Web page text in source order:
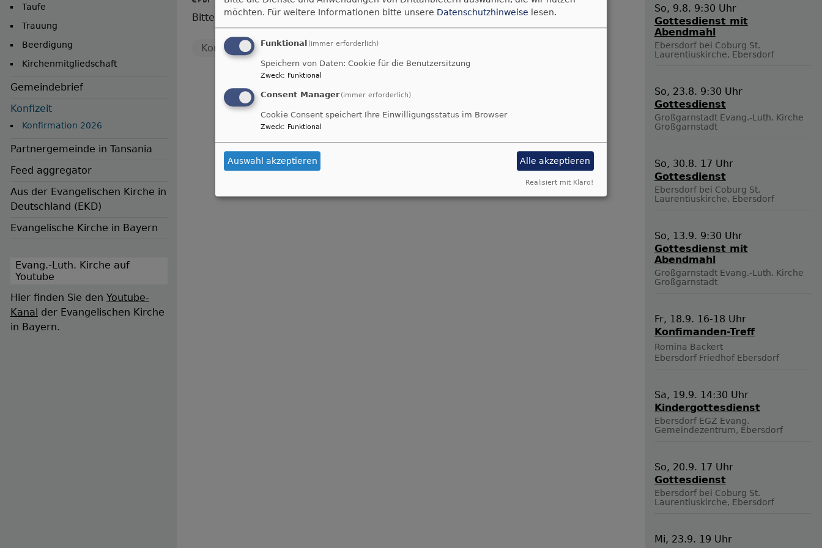
Taufe
Trauung
Beerdigung
Kirchenmitgliedschaft
Gemeindebrief
Konfizeit
Konfirmation 2026
Partnergemeinde in Tansania
Feed aggregator
Aus der Evangelischen Kirche in
Deutschland (EKD)
Evangelische Kirche in Bayern
Evang.-Luth. Kirche auf
Youtube
Hier finden Sie den Youtube-
Kanal der Evangelischen Kirche
in Bayern.
Bitte Zustimmungserklärung ausfüllen und im Pfarramt Ebersdorf einreichen.
Konfirmation 2026
So, 9.8. 9:30 Uhr
Gottesdienst mit
Abendmahl
Ebersdorf bei Coburg St.
Laurentiuskirche, Ebersdorf
So, 23.8. 9:30 Uhr
Gottesdienst
Großgarnstadt Evang.-Luth. Kirche
Großgarnstadt
So, 30.8. 17 Uhr
Gottesdienst
Ebersdorf bei Coburg St.
Laurentiuskirche, Ebersdorf
So, 13.9. 9:30 Uhr
Gottesdienst mit
Abendmahl
Großgarnstadt Evang.-Luth. Kirche
Großgarnstadt
Fr, 18.9. 16-18 Uhr
Konfimanden-Treff
Romina Backert
Ebersdorf Friedhof Ebersdorf
Sa, 19.9. 14:30 Uhr
Kindergottesdienst
Ebersdorf EGZ Evang.
Gemeindezentrum, Ebersdorf
So, 20.9. 17 Uhr
Gottesdienst
Ebersdorf bei Coburg St.
Laurentiuskirche, Ebersdorf
Mi, 23.9. 19 Uhr
möchten. Für weitere Informationen bitte unsere Datenschutzhinweise lesen.
Funktional (immer erforderlich)
Speichern von Daten: Cookie für die Benutzersitzung
Zweck: Funktional
Consent Manager (immer erforderlich)
Cookie Consent speichert Ihre Einwilligungsstatus im Browser
Zweck: Funktional
Auswahl akzeptieren Alle akzeptieren
Realisiert mit Klaro!